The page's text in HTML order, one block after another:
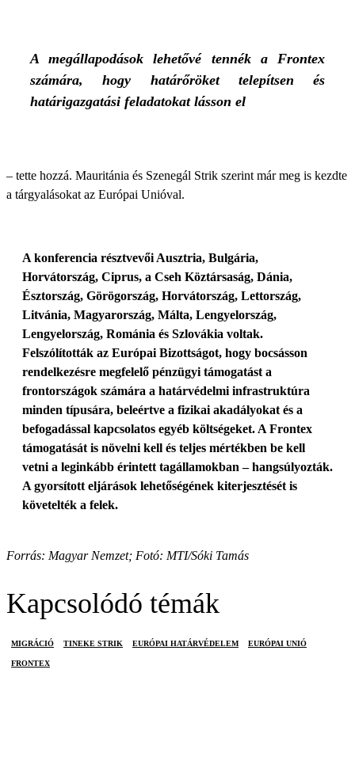
A megállapodások lehetővé tennék a Frontex
számára, hogy határőröket telepítsen és
határigazgatási feladatokat lásson el
– tette hozzá. Mauritánia és Szenegál Strik szerint már meg is kezdte
a tárgyalásokat az Európai Unióval.
A konferencia résztvevői Ausztria, Bulgária,
Horvátország, Ciprus, a Cseh Köztársaság, Dánia,
Észtország, Görögország, Horvátország, Lettország,
Litvánia, Magyarország, Málta, Lengyelország,
Lengyelország, Románia és Szlovákia voltak.
Felszólították az Európai Bizottságot, hogy bocsásson
rendelkezésre megfelelő pénzügyi támogatást a
frontországok számára a határvédelmi infrastruktúra
minden típusára, beleértve a fizikai akadályokat és a
befogadással kapcsolatos egyéb költségeket. A Frontex
támogatását is növelni kell és teljes mértékben be kell
vetni a leginkább érintett tagállamokban – hangsúlyozták.
A gyorsított eljárások lehetőségének kiterjesztését is
követelték a felek.
Forrás: Magyar Nemzet; Fotó: MTI/Sóki Tamás
Kapcsolódó témák
MIGRÁCIÓ TINEKE STRIK EURÓPAI HATÁRVÉDELEM EURÓPAI UNIÓ
FRONTEX